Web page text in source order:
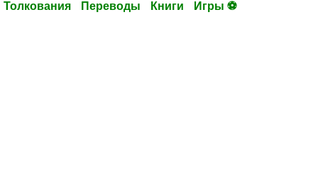
Толкования Переводы Книги Игры ⚽